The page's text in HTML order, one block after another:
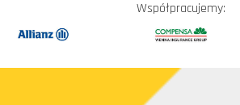
Współpracujemy: